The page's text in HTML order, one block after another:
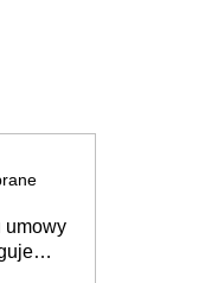
umowy